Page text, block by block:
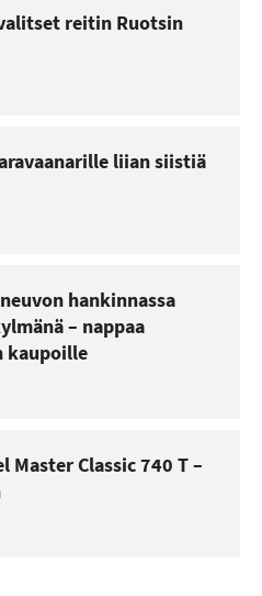
reitin Ruotsin
liian siistiä
hankinnassa
– nappaa
kaupoille
Master Classic 740 T –